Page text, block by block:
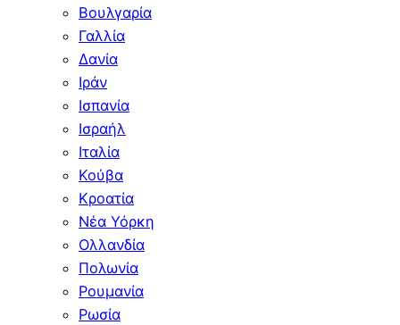
Βουλγαρία
Γαλλία
Δανία
Ιράν
Ισπανία
Ισραήλ
Ιταλία
Κούβα
Κροατία
Νέα Υόρκη
Ολλανδία
Πολωνία
Ρουμανία
Ρωσία